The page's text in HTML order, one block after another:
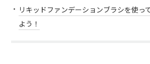
リキッドファンデーションブラシを使っ
よう！